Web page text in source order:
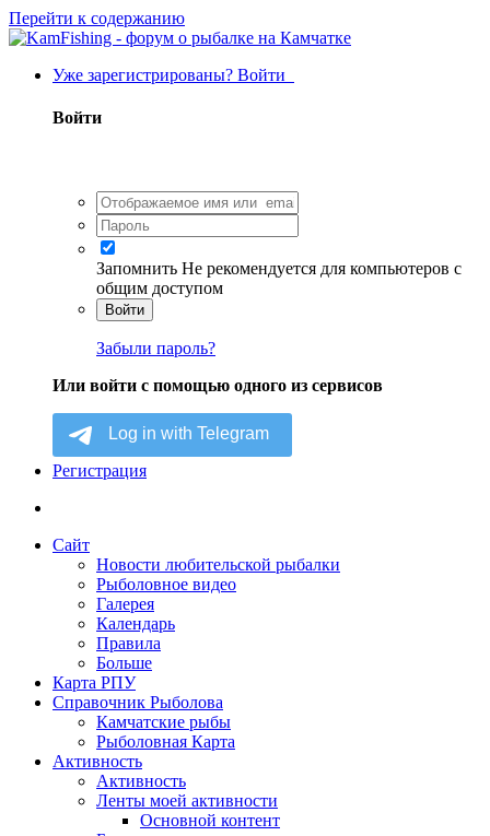
Перейти к содержанию
Уже зарегистрированы? Войти
Войти
Запомнить Не рекомендуется для компьютеров с
общим доступом
Войти
Забыли пароль?
Или войти с помощью одного из сервисов
Регистрация
Сайт
Новости любительской рыбалки
Рыболовное видео
Галерея
Календарь
Правила
Больше
Карта РПУ
Справочник Рыболова
Камчатские рыбы
Рыболовная Карта
Активность
Активность
Ленты моей активности
Основной контент